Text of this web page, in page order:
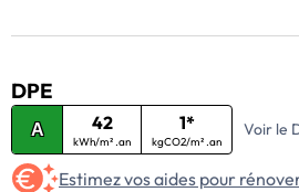
DPE
A 42
kWh/m² .an
1*
kgCO2/m² .an
Voir le
Estimez vos aides pour